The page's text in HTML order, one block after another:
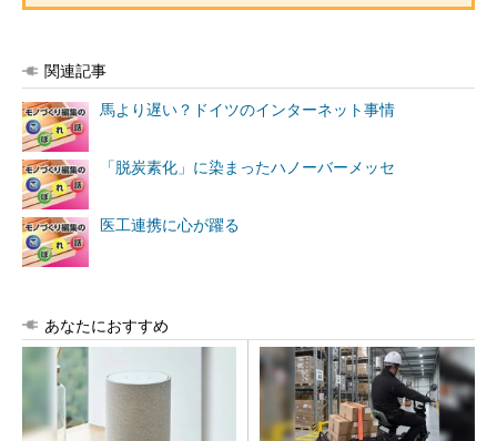
関連記事
馬より遅い？ドイツのインターネット事情
「脱炭素化」に染まったハノーバーメッセ
医工連携に心が躍る
あなたにおすすめ